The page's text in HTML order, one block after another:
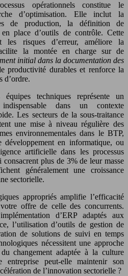
opérationnels constitue le
d’optimisation. Elle inclut la
de production, la définition de
place d’outils de contrôle. Cette
les risques d’erreur, améliore la
la montée en charge sur de
initial dans la documentation des
productivité durables et renforce la
d’ordre.
techniques représente un
indispensable dans un contexte
Les secteurs de la sous-traitance
une mise à niveau régulière des
environnementales dans le BTP,
en informatique, ou
artificielle dans les processus
plus de 3% de leur masse
généralement une croissance
sectorielle.
appropriés amplifie l’efficacité
offre de celle des concurrents.
d’ERP adaptés aux
l’utilisation d’outils de gestion de
de solutions de suivi en temps
nécessitent une approche
changement adaptée à la culture
entreprise peut-elle maintenir son
de l’innovation sectorielle ?